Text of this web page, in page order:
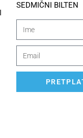
SEDMIČNI BILTEN